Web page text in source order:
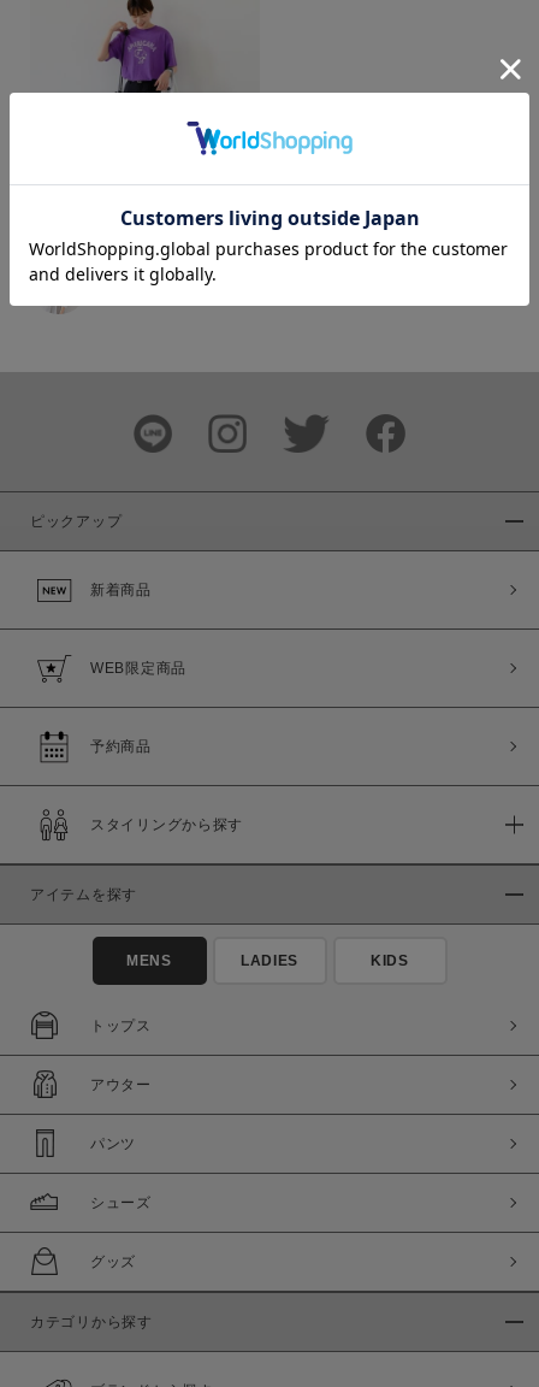
～
セール価格
在庫
在庫あり 在庫なし含む
yoshie
web store BINGOYA
ピックアップ
新着商品
WEB限定商品
予約商品
スタイリングから探す
アイテムを探す
MENS LADIES KIDS
トップス
アウター
パンツ
シューズ
グッズ
カテゴリから探す